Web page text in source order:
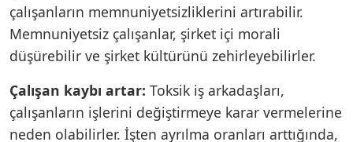
çalışanların memnuniyetsizliklerini artırabilir.
Memnuniyetsiz çalışanlar, şirket içi morali
düşürebilir ve şirket kültürünü zehirleyebilirler.
Çalışan kaybı artar: Toksik iş arkadaşları,
çalışanların işlerini değiştirmeye karar vermelerine
neden olabilirler. İşten ayrılma oranları arttığında,